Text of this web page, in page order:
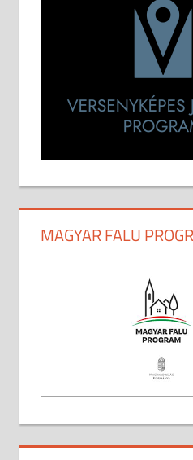
MAGYAR FALU